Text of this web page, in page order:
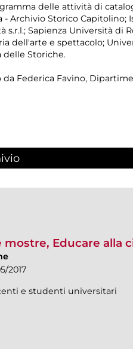
delle attività di
Archivio Storico Capitolino;
Sapienza Università di
dell'arte e spettacolo;
delle Storiche.
Federica Favino,
mostre, Educare alla
2017
e studenti universitari